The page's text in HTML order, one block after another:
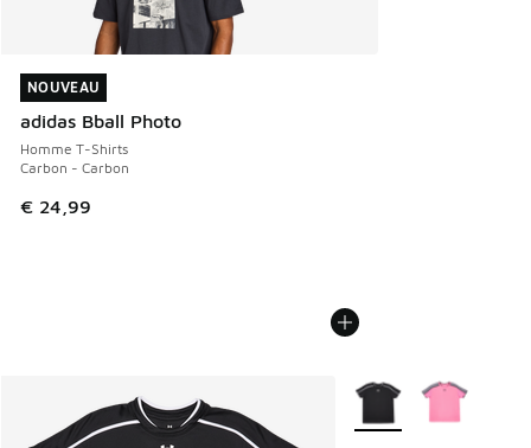
NOUVEAU
adidas Bball Photo
Homme T-Shirts
Carbon - Carbon
€ 24,99
NOUVEAU
Plus de couleurs